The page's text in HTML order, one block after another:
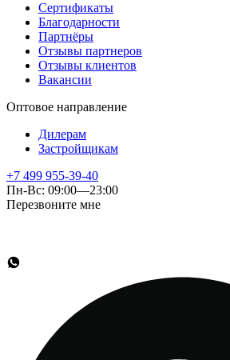
Сертификаты
Благодарности
Партнёры
Отзывы партнеров
Отзывы клиентов
Вакансии
Оптовое направление
Дилерам
Застройщикам
+7 499 955-39-40
Пн-Вс: 09:00—23:00
Перезвоните мне